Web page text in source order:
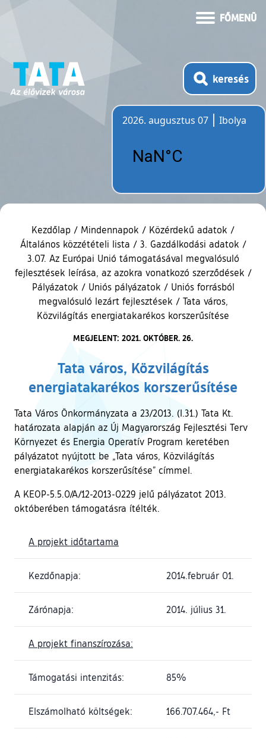
FŐMENÜ
keresés
2026. augusztus 07
Ibolya
Kezdőlap / Mindennapok / Közérdekű adatok /
Általános közzétételi lista / 3. Gazdálkodási adatok /
3.07. Az Európai Unió támogatásával megvalósuló
fejlesztések leírása, az azokra vonatkozó szerződések /
Pályázatok / Uniós pályázatok / Uniós forrásból
megvalósuló lezárt fejlesztések / Tata város,
Közvilágítás energiatakarékos korszerűsítése
MEGJELENT: 2021. OKTÓBER. 26.
Tata város, Közvilágítás
energiatakarékos korszerűsítése
Tata Város Önkormányzata a 23/2013. (I.31.) Tata Kt.
határozata alapján az Új Magyarország Fejlesztési Terv
Környezet és Energia Operatív Program keretében
pályázatot nyújtott be „Tata város, Közvilágítás
energiatakarékos korszerűsítése” címmel.
A KEOP-5.5.0/A/12-2013-0229 jelű pályázatot 2013.
októberében támogatásra ítélték.
A projekt időtartama
Kezdőnapja: 2014.február 01.
Zárónapja: 2014. július 31.
A projekt finanszírozása:
Támogatási intenzitás: 85%
Elszámolható költségek: 166.707.464,- Ft